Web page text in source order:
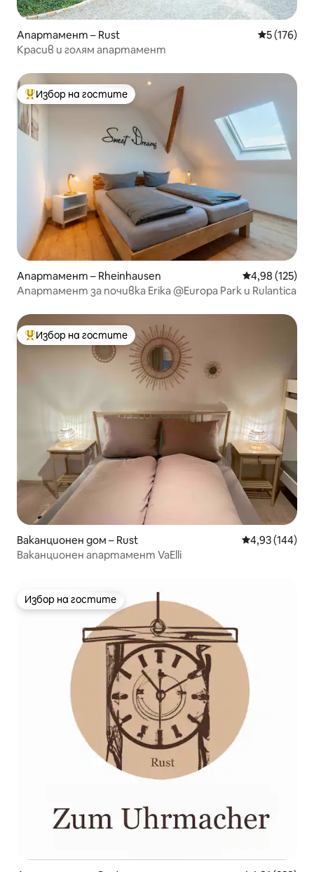
Апартамент – Rust Средна
5 (176)
Красив и голям апартамент
Най-популярен избор на гостите
Избор на гостите
Апартамент – Rheinhausen Средна
4,98 (125)
Апартамент за почивка Erika @Europa Park и Rulantica
Най-популярен избор на гостите
Избор на гостите
Ваканционен дом – Rust Средна
4,93 (144)
Ваканционен апартамент VaElli
Избор на гостите
Избор на гостите